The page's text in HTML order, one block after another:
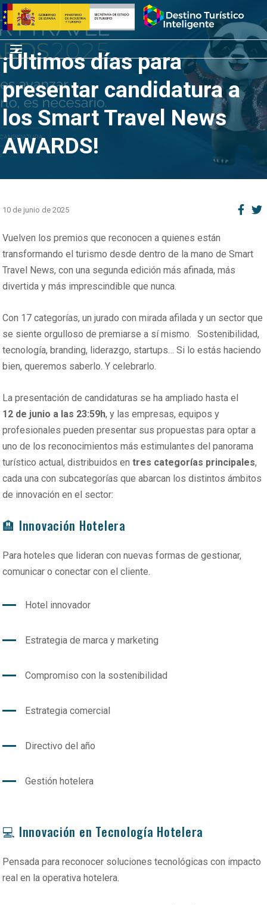
Saltar
al
contenido
Inicio
Menú
¡Últimos días para
presentar candidatura a
los Smart Travel News
AWARDS​!
10 de junio de 2025
Vuelven los premios que reconocen a quienes están
transformando el turismo desde dentro de la mano de Smart
Travel News, con una segunda edición más afinada, más
divertida y más imprescindible que nunca.
Con 17 categorías, un jurado con mirada afilada y un sector que
se siente orgulloso de premiarse a sí mismo. Sostenibilidad,
tecnología, branding, liderazgo, startups… Si lo estás haciendo
bien, queremos saberlo. Y celebrarlo.
La presentación de candidaturas se ha ampliado hasta el
12 de junio a las 23:59h, y las empresas, equipos y
profesionales pueden presentar sus propuestas para optar a
uno de los reconocimientos más estimulantes del panorama
turístico actual, distribuidos entres categorías principales,
cada una con subcategorías que abarcan los distintos ámbitos
de innovación en el sector:
🏨 Innovación Hotelera
Para hoteles que lideran con nuevas formas de gestionar,
comunicar o conectar con el cliente.
Hotel innovador
Estrategia de marca y marketing
Compromiso con la sostenibilidad
Estrategia comercial
Directivo del año
Gestión hotelera
💻 Innovación en Tecnología Hotelera
Pensada para reconocer soluciones tecnológicas con impacto
real en la operativa hotelera.